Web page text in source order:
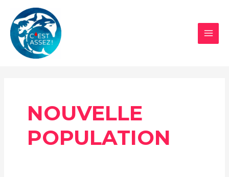
contenu
NOUVELLE
POPULATION